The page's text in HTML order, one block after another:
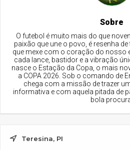
Sobre
O futebol é muito mais do que
paixão que une o povo, é resenha
que mexe com o coração do nosso
cada lance, bastidor e a vibração
nasce o Estação da Copa, o mais
a COPA 2026. Sob o comando de
chega com a missão de trazer
informativa e com aquela pitada de
bola
Teresina, PI